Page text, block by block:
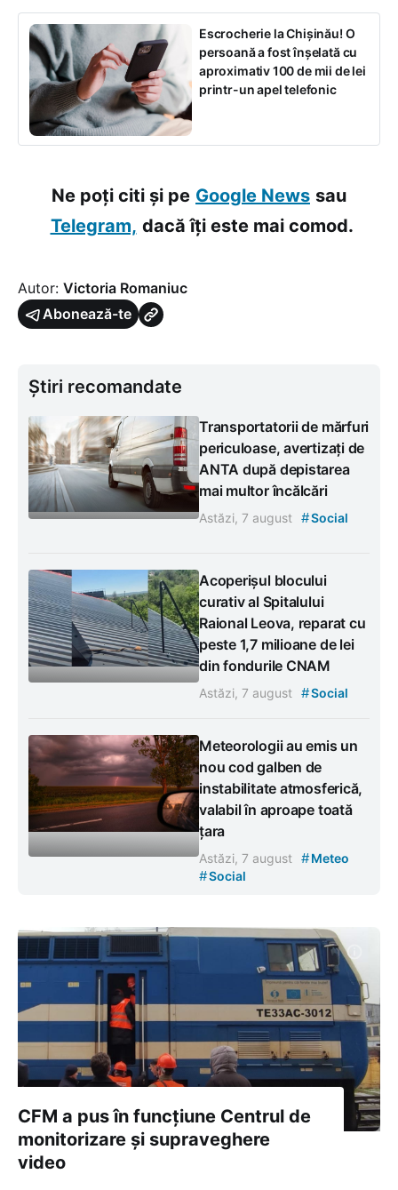
Escrocherie la Chișinău! O
persoană a fost înșelată cu
aproximativ 100 de mii de lei
printr-un apel telefonic
Ne poți citi și pe Google News sau
Telegram, dacă îți este mai comod.
Autor: Victoria Romaniuc
Abonează-te
Știri recomandate
Transportatorii de mărfuri
periculoase, avertizați de
ANTA după depistarea
mai multor încălcări
Astăzi, 7 august #Social
Acoperișul blocului
curativ al Spitalului
Raional Leova, reparat cu
peste 1,7 milioane de lei
din fondurile CNAM
Astăzi, 7 august #Social
Meteorologii au emis un
nou cod galben de
instabilitate atmosferică,
valabil în aproape toată
țara
Astăzi, 7 august #Meteo
#Social
CFM a pus în funcțiune Centrul de
monitorizare și supraveghere
video